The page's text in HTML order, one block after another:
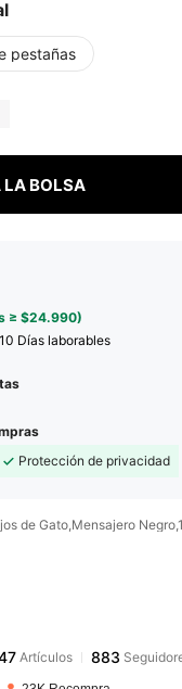
pestañas
LA BOLSA
≥ $24.990)
Días laborables
Protección de privacidad
de Gato,Mensajero
Artículos 883